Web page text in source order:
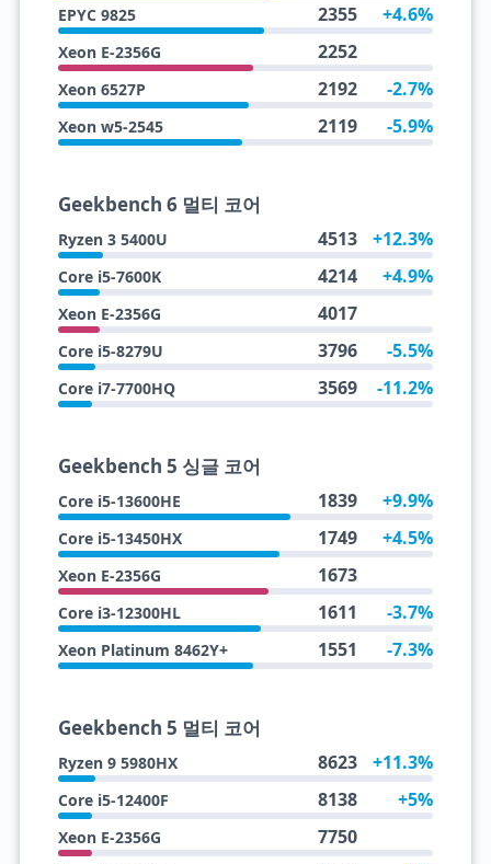
EPYC 9825 2355 +4.6%
Xeon E-2356G 2252
Xeon 6527P 2192 -2.7%
Xeon w5-2545 2119 -5.9%
Geekbench 6 멀티 코어
Ryzen 3 5400U 4513 +12.3%
Core i5-7600K 4214 +4.9%
Xeon E-2356G 4017
Core i5-8279U 3796 -5.5%
Core i7-7700HQ 3569 -11.2%
Geekbench 5 싱글 코어
Core i5-13600HE 1839 +9.9%
Core i5-13450HX 1749 +4.5%
Xeon E-2356G 1673
Core i3-12300HL 1611 -3.7%
Xeon Platinum 8462Y+ 1551 -7.3%
Geekbench 5 멀티 코어
Ryzen 9 5980HX 8623 +11.3%
Core i5-12400F 8138 +5%
Xeon E-2356G 7750